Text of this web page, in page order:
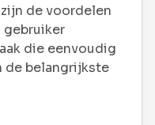
de voordelen
gebruiker
die eenvoudig
de belangrijkste